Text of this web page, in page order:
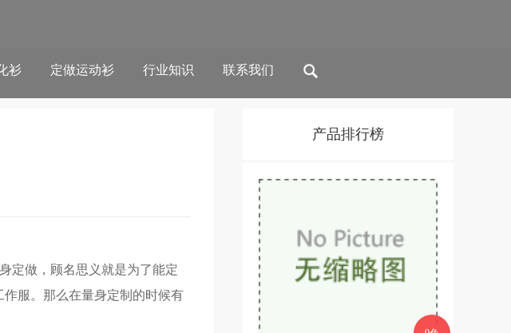
衫 定做运动衫 行业知识 联系我们
定做，顾名思义就是为了能定
服。那么在量身定制的时候有
产品排行榜